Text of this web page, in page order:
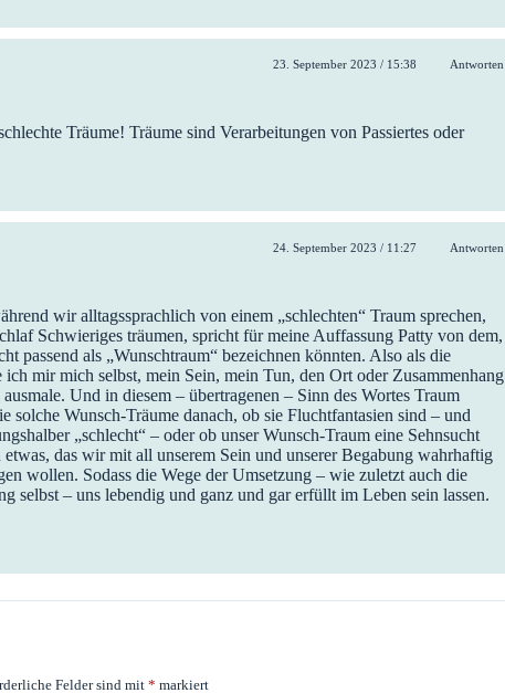
23. September 2023 / 15:38 Antworten
Träume! Träume sind Verarbeitungen von Passiertes oder
24. September 2023 / 11:27 Antworten
wir alltagssprachlich von einem „schlechten“ Traum sprechen,
Schwieriges träumen, spricht für meine Auffassung Patty von dem,
passend als „Wunschtraum“ bezeichnen könnten. Also als die
ich mir mich selbst, mein Sein, mein Tun, den Ort oder Zusammenhang
Und in diesem – übertragenen – Sinn des Wortes Traum
solche Wunsch-Träume danach, ob sie Fluchtfantasien sind – und
„schlecht“ – oder ob unser Wunsch-Traum eine Sehnsucht
etwas, das wir mit all unserem Sein und unserer Begabung wahrhaftig
wollen. Sodass die Wege der Umsetzung – wie zuletzt auch die
selbst – uns lebendig und ganz und gar erfüllt im Leben sein lassen.
Felder sind mit * markiert